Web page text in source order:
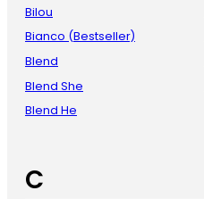
Bilou
Bianco (Bestseller)
Blend
Blend She
Blend He
C